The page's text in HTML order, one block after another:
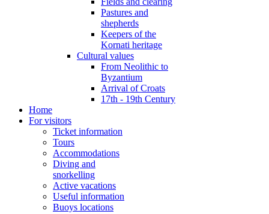
Pastures and
shepherds
Keepers of the
Kornati heritage
Cultural values
From Neolithic to
Byzantium
Arrival of Croats
17th - 19th Century
Home
For visitors
Ticket information
Tours
Accommodations
Diving and
snorkelling
Active vacations
Useful information
Buoys locations